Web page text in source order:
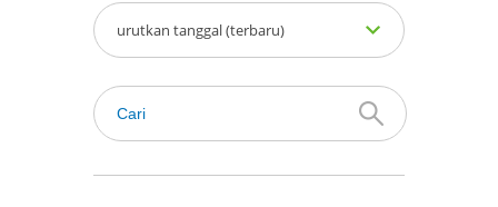
urutkan tanggal (terbaru)